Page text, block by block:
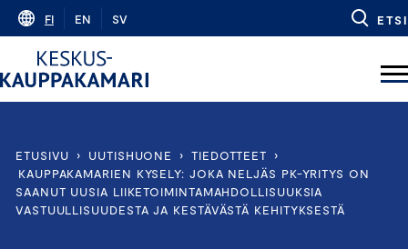
Skip
content
FI EN SV ETSI
ETUSIVU › UUTISHUONE › TIEDOTTEET
›
KAUPPAKAMARIEN KYSELY: JOKA NELJÄS PK-YRITYS ON
SAANUT UUSIA LIIKETOIMINTAMAHDOLLISUUKSIA
VASTUULLISUUDESTA JA KESTÄVÄSTÄ KEHITYKSESTÄ